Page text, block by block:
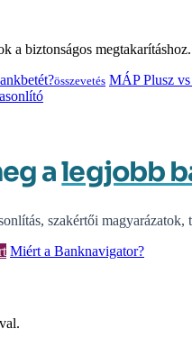
a biztonságos megtakarításhoz.
összevetés MÁP Plusz
alegjobb
szakértői magyarázatok,
Miért a Banknavigator?